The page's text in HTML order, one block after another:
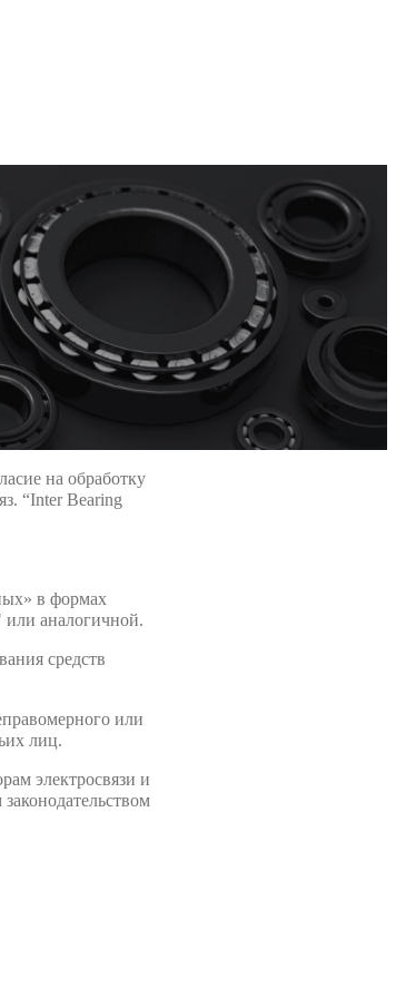
на обработку
“Inter Bearing
в формах
или аналогичной.
средств
или
лиц.
электросвязи и